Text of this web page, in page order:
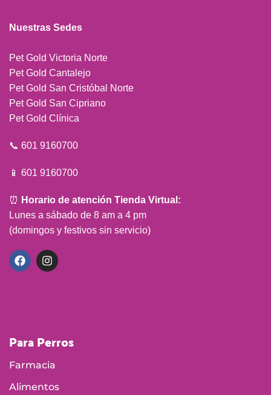
Nuestras Sedes
Pet Gold Victoria Norte
Pet Gold Cantalejo
Pet Gold San Cristóbal Norte
Pet Gold San Cipriano
Pet Gold Clínica
📞 601 9160700
📱 601 9160700
⏰ Horario de atención Tienda Virtual:
Lunes a sábado de 8 am a 4 pm
(domingos y festivos sin servicio)
Para Perros
Farmacia
Alimentos